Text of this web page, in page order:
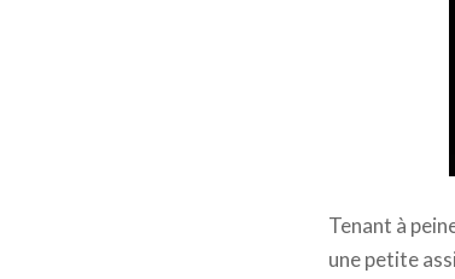
Tenant à
une petite